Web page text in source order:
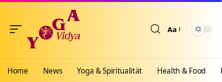
Aa
Home News Yoga & Spiritualität Health & Food